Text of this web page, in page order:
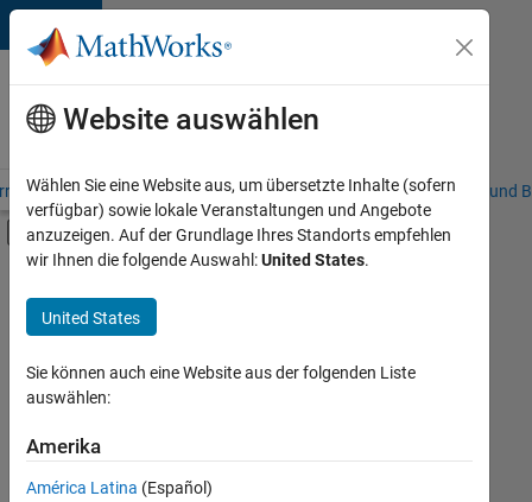
Weiter zum Inhalt
Karriere
bei
MathWorks
– Übersicht Stellensuche Niederlassungen Studierende und
Umschaltung für Off-Canvas-
Hauptinhalt
Ausgewählte
speichern
Es
nicht
Website auswählen
Wählen Sie eine Website aus, um übersetzte Inhalte (sofern
verfügbar) sowie lokale Veranstaltungen und Angebote
anzuzeigen. Auf der Grundlage Ihres Standorts empfehlen
wir Ihnen die folgende Auswahl:United States.
United States
Sie können auch eine Website aus der folgenden Liste
auswählen:
Amerika
América Latina (Español)